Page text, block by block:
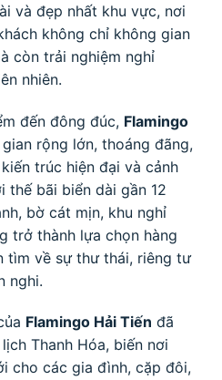
và đẹp nhất khu vực, nơi
không chỉ không gian
còn trải nghiệm nghỉ
nhiên.
đến đông đúc, Flamingo
rộng lớn, thoáng đãng,
trúc hiện đại và cảnh
thế bãi biển dài gần 12
bờ cát mịn, khu nghỉ
trở thành lựa chọn hàng
tìm về sự thư thái, riêng tư
nghi.
Flamingo Hải Tiến đã
Thanh Hóa, biến nơi
cho các gia đình, cặp đôi,